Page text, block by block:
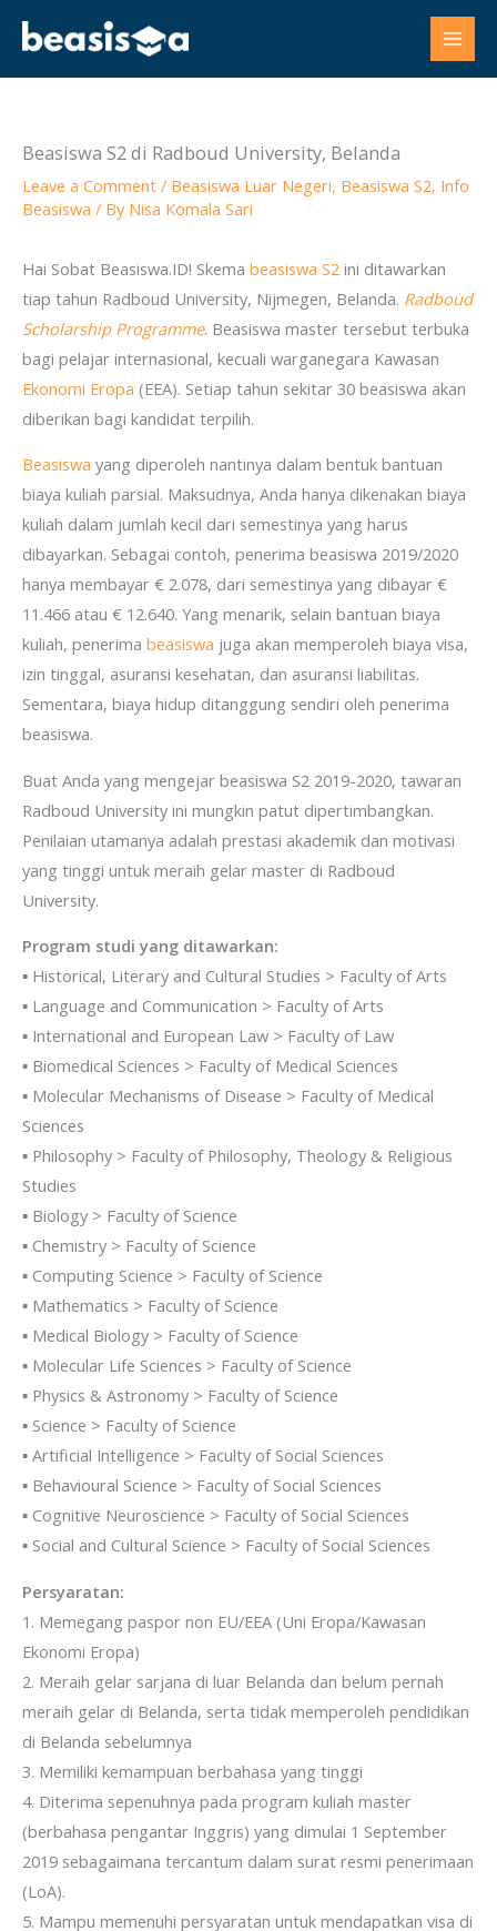
content
Beasiswa S2 di Radboud University, Belanda
Leave a Comment / Beasiswa Luar Negeri, Beasiswa S2, Info
Beasiswa / By Nisa Komala Sari
Hai Sobat Beasiswa.ID! Skema beasiswa S2 ini ditawarkan
tiap tahun Radboud University, Nijmegen, Belanda. Radboud
Scholarship Programme. Beasiswa master tersebut terbuka
bagi pelajar internasional, kecuali warganegara Kawasan
Ekonomi Eropa (EEA). Setiap tahun sekitar 30 beasiswa akan
diberikan bagi kandidat terpilih.
Beasiswa yang diperoleh nantinya dalam bentuk bantuan
biaya kuliah parsial. Maksudnya, Anda hanya dikenakan biaya
kuliah dalam jumlah kecil dari semestinya yang harus
dibayarkan. Sebagai contoh, penerima beasiswa 2019/2020
hanya membayar € 2.078, dari semestinya yang dibayar €
11.466 atau € 12.640. Yang menarik, selain bantuan biaya
kuliah, penerima beasiswa juga akan memperoleh biaya visa,
izin tinggal, asuransi kesehatan, dan asuransi liabilitas.
Sementara, biaya hidup ditanggung sendiri oleh penerima
beasiswa.
Buat Anda yang mengejar beasiswa S2 2019-2020, tawaran
Radboud University ini mungkin patut dipertimbangkan.
Penilaian utamanya adalah prestasi akademik dan motivasi
yang tinggi untuk meraih gelar master di Radboud
University.
Program studi yang ditawarkan:
▪ Historical, Literary and Cultural Studies > Faculty of Arts
▪ Language and Communication > Faculty of Arts
▪ International and European Law > Faculty of Law
▪ Biomedical Sciences > Faculty of Medical Sciences
▪ Molecular Mechanisms of Disease > Faculty of Medical
Sciences
▪ Philosophy > Faculty of Philosophy, Theology & Religious
Studies
▪ Biology > Faculty of Science
▪ Chemistry > Faculty of Science
▪ Computing Science > Faculty of Science
▪ Mathematics > Faculty of Science
▪ Medical Biology > Faculty of Science
▪ Molecular Life Sciences > Faculty of Science
▪ Physics & Astronomy > Faculty of Science
▪ Science > Faculty of Science
▪ Artificial Intelligence > Faculty of Social Sciences
▪ Behavioural Science > Faculty of Social Sciences
▪ Cognitive Neuroscience > Faculty of Social Sciences
▪ Social and Cultural Science > Faculty of Social Sciences
Persyaratan:
1. Memegang paspor non EU/EEA (Uni Eropa/Kawasan
Ekonomi Eropa)
2. Meraih gelar sarjana di luar Belanda dan belum pernah
meraih gelar di Belanda, serta tidak memperoleh pendidikan
di Belanda sebelumnya
3. Memiliki kemampuan berbahasa yang tinggi
4. Diterima sepenuhnya pada program kuliah master
(berbahasa pengantar Inggris) yang dimulai 1 September
2019 sebagaimana tercantum dalam surat resmi penerimaan
(LoA).
5. Mampu memenuhi persyaratan untuk mendapatkan visa di